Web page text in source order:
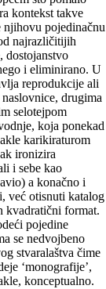
kontekst takve
njihovu pojedinačnu
najrazličitijih
dostojanstvo
i eliminirano. U
reprodukcije ali
drugima
selotejpom
koja ponekad
karikiraturom
ironizira
i sebe kao
a konačno i
već otisnuti ka­talog
kvadratični format.
pojedine
se nedvojbeno
stvaralaštva čime
‘monografije’,
konceptualno.